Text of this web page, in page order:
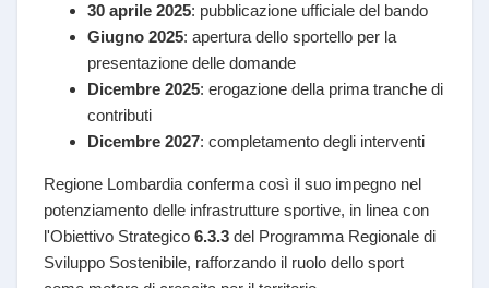
30 aprile 2025: pubblicazione ufficiale del bando
Giugno 2025: apertura dello sportello per la
presentazione delle domande
Dicembre 2025: erogazione della prima tranche di
contributi
Dicembre 2027: completamento degli interventi
Regione Lombardia conferma così il suo impegno nel
potenziamento delle infrastrutture sportive, in linea con
l'Obiettivo Strategico 6.3.3 del Programma Regionale di
Sviluppo Sostenibile, rafforzando il ruolo dello sport